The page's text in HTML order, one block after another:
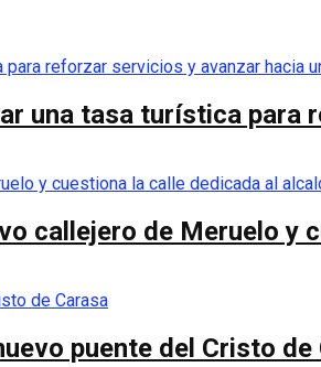
una tasa turística
callejero de Meruelo y
puente del Cristo de